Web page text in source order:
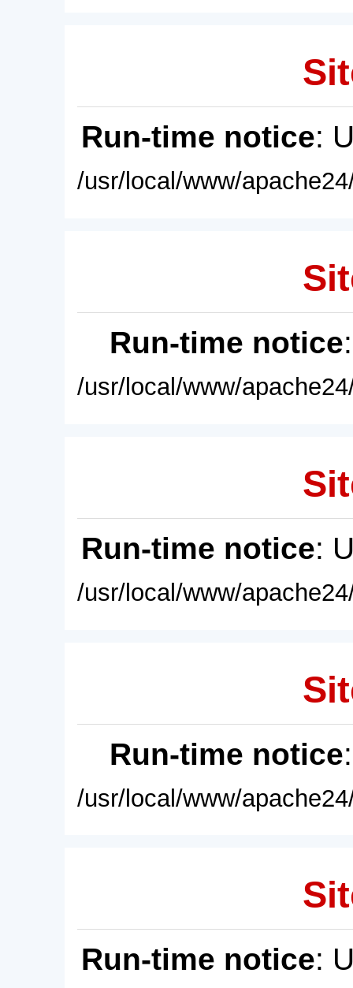
Run-time notice:
/usr/local/www/
Run-time notice
/usr/local/www/
Run-time notice:
/usr/local/www/
Run-time notice
/usr/local/www/
Run-time notice: